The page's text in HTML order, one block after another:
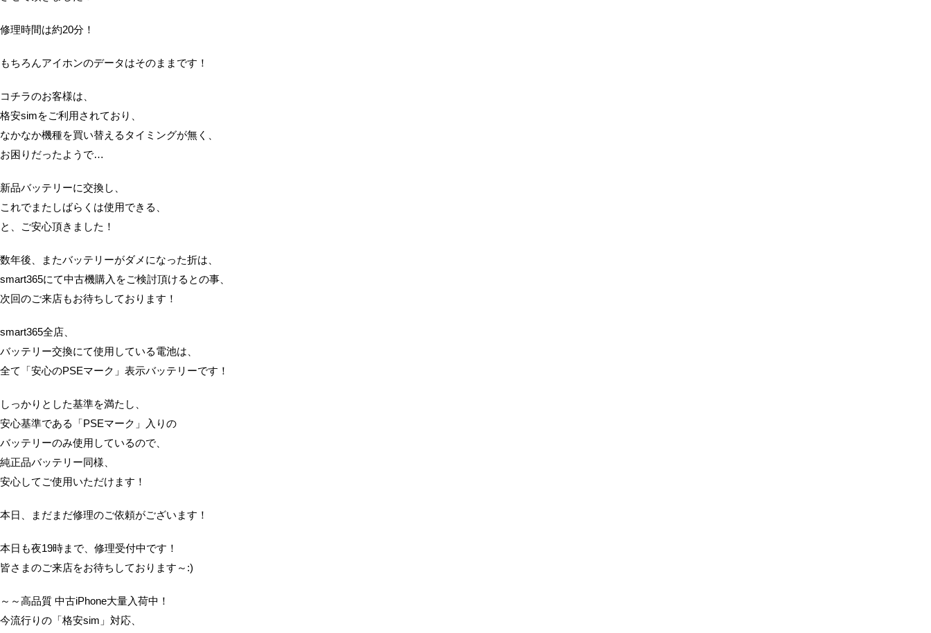
修理時間は約20分！
もちろんアイホンのデータはそのままです！
コチラのお客様は、
格安simをご利用されており、
なかなか機種を買い替えるタイミングが無く、
お困りだったようで…
新品バッテリーに交換し、
これでまたしばらくは使用できる、
と、ご安心頂きました！
数年後、またバッテリーがダメになった折は、
smart365にて中古機購入をご検討頂けるとの事、
次回のご来店もお待ちしております！
smart365全店、
バッテリー交換にて使用している電池は、
全て「安心のPSEマーク」表示バッテリーです！
しっかりとした基準を満たし、
安心基準である「PSEマーク」入りの
バッテリーのみ使用しているので、
純正品バッテリー同様、
安心してご使用いただけます！
本日、まだまだ修理のご依頼がございます！
本日も夜19時まで、修理受付中です！
皆さまのご来店をお待ちしております～:)
～～高品質 中古iPhone大量入荷中！
今流行りの「格安sim」対応、